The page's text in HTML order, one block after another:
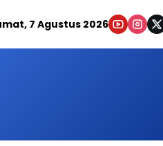
7 Agustus 2026